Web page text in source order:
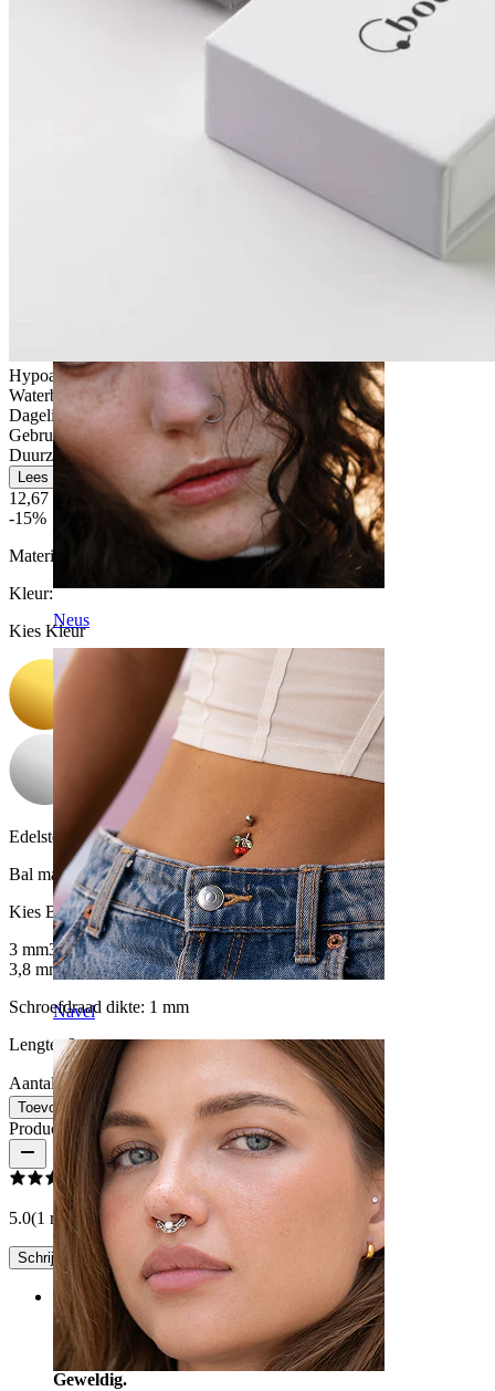
Neus
Navel
Hypoallergeen
Waterbestendig
Dagelijks gebruik
Gebruikersvriendelijk
Duurzaam
Lees meer
12,67 €
14,90 €
-15%
Materiaal:
Titanium
Kleur:
Kies Kleur
Edelsteen kleur:Transparant
Bal maat
Kies Bal maat
3 mm3,5 mm
3,8 mm
Schroefdraad dikte: 1 mm
Lengte:6 mm
Aantal: 1 Wijzigen
Toevoegen aan winkelwagen
Productbeoordelingen
5.0(1 reviews)
Schrijf een review
Rating
Geweldig.